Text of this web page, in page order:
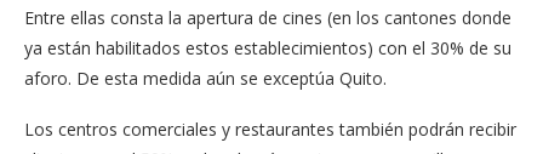
Entre ellas consta la apertura de cines (en los cantones donde
ya están habilitados estos establecimientos) con el 30% de su
aforo. De esta medida aún se exceptúa Quito.
Los centros comerciales y restaurantes también podrán recibir